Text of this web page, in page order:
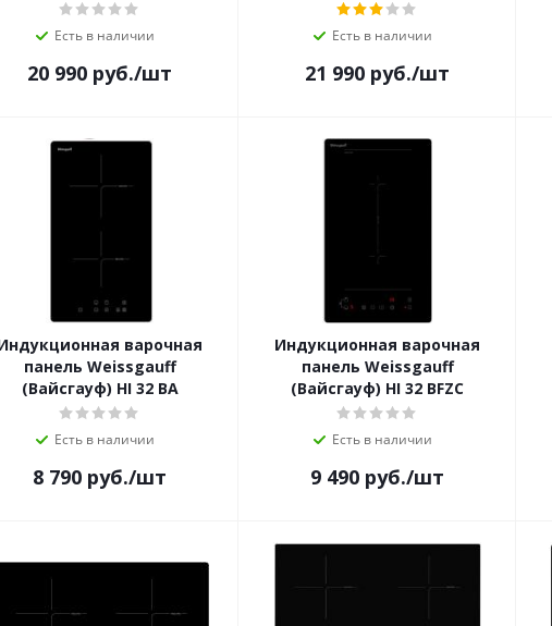
Есть в наличии
20 990 руб./шт
Есть в наличии
21 990 руб./шт
варочная
панель Weissgauff
(Вайсгауф) HI 32 BA
Есть в наличии
8 790 руб./шт
Индукционная варочная
панель Weissgauff
(Вайсгауф) HI 32 BFZC
Есть в наличии
9 490 руб./шт